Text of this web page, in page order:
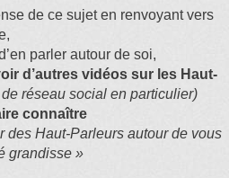
de ce sujet en renvoyant vers
parler autour de soi,
d’autres vidéos sur les Haut-
réseau social en particulier)
connaître
des Haut-Parleurs autour de vous
grandisse »